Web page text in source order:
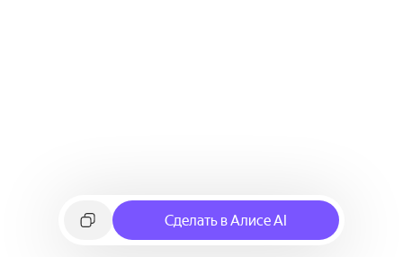
Сделать в Алисе AI